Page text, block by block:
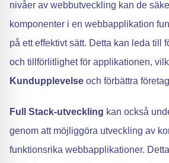
nivåer av webbutveckling kan de
komponenter i en webbapplikation
på ett effektivt sätt. Detta kan leda till
och tillförlitlighet för applikationen,
Kundupplevelse och förbättra
Full Stack-utveckling kan också
genom att möjliggöra utveckling av
funktionsrika webbapplikationer.